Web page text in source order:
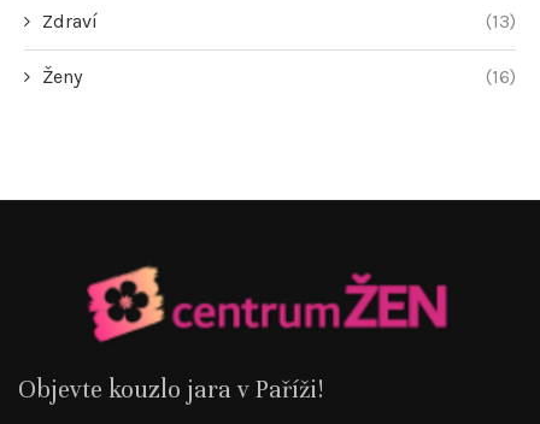
Zdraví (13)
Ženy (16)
Objevte kouzlo jara v Paříži!